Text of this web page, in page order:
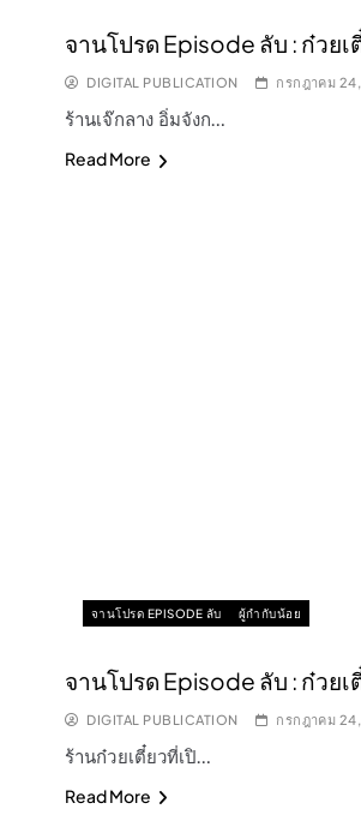
จานโปรด Episode ลับ : ก๋วย
DIGITAL PUBLICATION กรกฎาคม
ร้านเจ๊กลาง อิ่มจังก…
Read More
จานโปรด EPISODE ลับ ผู้กำกับน้อย
จานโปรด Episode ลับ : ก๋วย
DIGITAL PUBLICATION กรกฎาคม
ร้านก๋วยเตี๋ยวที่เปิ…
Read More